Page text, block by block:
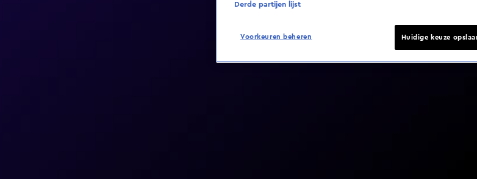
Derde partijen lijst
Voorkeuren beheren Huidige keuze